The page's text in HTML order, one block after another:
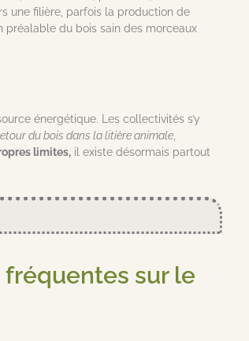
une filière, parfois la production de
préalable du bois sain des morceaux
énergétique. Les collectivités s’y
du bois dans la litière animale
limites, il existe désormais partout
sur le